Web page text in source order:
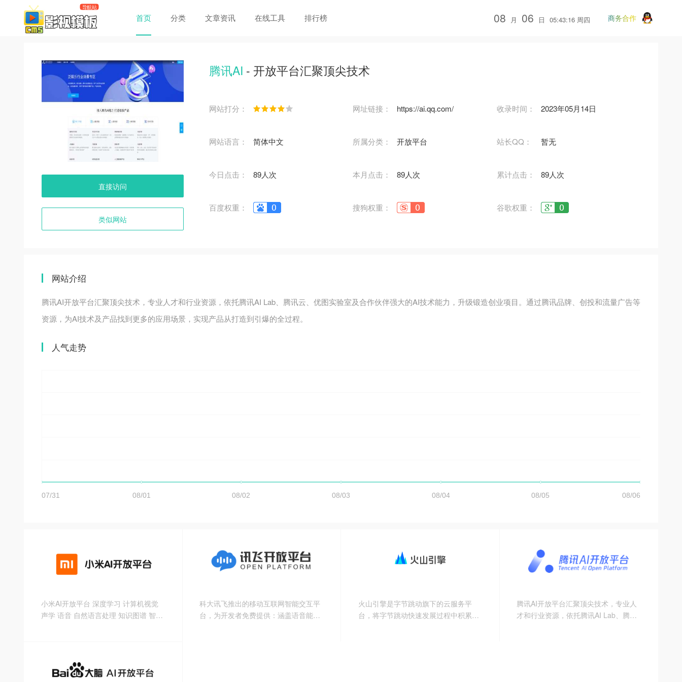
首页 分类 文章资讯 在线工具 排行榜 08 月 06 日 05:43:17 周四 商务合作
直接访问
类似网站
腾讯AI - 开放平台汇聚顶尖技术
网站打分： 网址链接： https://ai.qq.com/ 收录时间： 2023年05月14日
网站语言： 简体中文 所属分类： 开放平台 站长QQ： 暂无
今日点击： 89人次 本月点击： 89人次 累计点击： 89人次
百度权重： 搜狗权重： 谷歌权重：
网站介绍
腾讯AI开放平台汇聚顶尖技术，专业人才和行业资源，依托腾讯AI Lab、腾讯云、优图实验室及合作伙伴强大的AI技术能力，升级锻造创业项目。通过腾讯品牌、创投和流量广告等
资源，为AI技术及产品找到更多的应用场景，实现产品从打造到引爆的全过程。
人气走势
小米AI开放平台 深度学习 计算机视觉
声学 语音 自然语言处理 知识图谱 智能
科大讯飞推出的移动互联网智能交互平
台，为开发者免费提供：涵盖语音能力
火山引擎是字节跳动旗下的云服务平
台，将字节跳动快速发展过程中积累的
腾讯AI开放平台汇聚顶尖技术，专业人
才和行业资源，依托腾讯AI Lab、腾讯